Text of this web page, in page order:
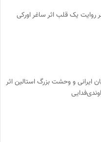
روایت یک قلب اثر ساغر اورکی
ایرانی و وحشت بزرگ استالین اثر